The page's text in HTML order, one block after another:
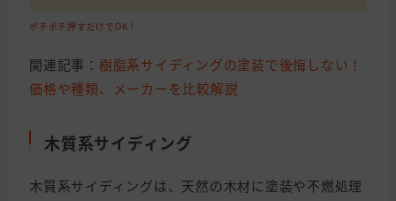
ポチポチ押すだけでOK！
関連記事： 樹脂系サイディングの塗装で後悔しない！
価格や種類、メーカーを比較解説
木質系サイディング
木質系サイディングは、天然の木材に塗装や不燃処理